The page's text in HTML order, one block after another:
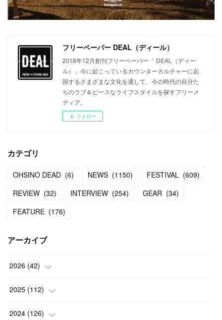
フリーペーパー DEAL（ディール）
2016年12月創刊フリーペーパー「 DEAL（ディー
ル）」今に起こっているカウンターカルチャーに起
因するさまざまな文化を通して、今の時代の自分た
ちのラブ＆ピースなライフスタイルを探すフリーメ
ディア。
フォロー
カテゴリ
OHSINO DEAD (6) NEWS (1150) FESTIVAL (609)
REVIEW (32) INTERVIEW (254) GEAR (34)
FEATURE (176)
アーカイブ
2026 (42)
( 1)
(3)
2025 (112)
(7)
2024 (126)